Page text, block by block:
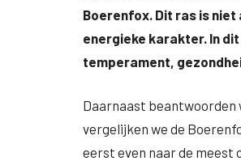
Boerenfox. Dit ras is
energieke karakter. In
temperament,
Daarnaast beantwoorden
vergelijken we de
eerst even naar de